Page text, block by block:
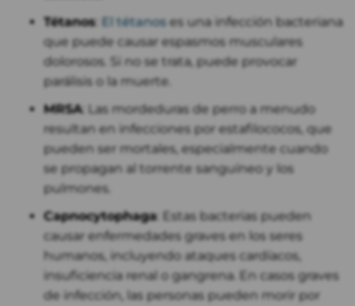
Tétanos: El tétanos es una infección bacteriana
que puede causar espasmos musculares
dolorosos. Si no se trata, puede provocar
parálisis o la muerte.
MRSA: Las mordeduras de perro a menudo
resultan en infecciones por estafilococos, que
pueden ser mortales, especialmente cuando
se propagan al torrente sanguíneo y los
pulmones.
Capnocytophaga: Estas bacterias pueden
causar enfermedades graves en los seres
humanos, incluyendo ataques cardíacos,
insuficiencia renal o gangrena. En casos graves
de infección, las personas pueden morir por